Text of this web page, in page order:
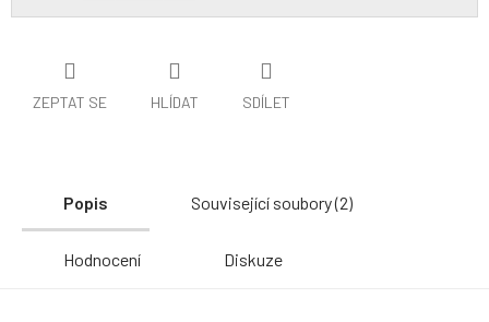
ZEPTAT SE HLÍDAT SDÍLET
Popis Související soubory (2)
Hodnocení Diskuze